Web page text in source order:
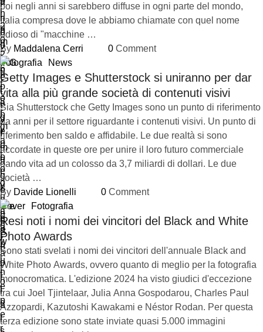
poi negli anni si sarebbero diffuse in ogni parte del mondo,
Italia compresa dove le abbiamo chiamate con quel nome
odioso di "macchine …
By Maddalena Cerri 0 Comment
Fotografia
News
Getty Images e Shutterstock si uniranno per dar
vita alla più grande società di contenuti visivi
Sia Shutterstock che Getty Images sono un punto di riferimento
da anni per il settore riguardante i contenuti visivi. Un punto di
riferimento ben saldo e affidabile. Le due realtà si sono
accordate in queste ore per unire il loro futuro commerciale
dando vita ad un colosso da 3,7 miliardi di dollari. Le due
società …
By Davide Lionelli 0 Comment
Cover
Fotografia
Resi noti i nomi dei vincitori del Black and White
Photo Awards
Sono stati svelati i nomi dei vincitori dell'annuale Black and
White Photo Awards, ovvero quanto di meglio per la fotografia
monocromatica. L'edizione 2024 ha visto giudici d'eccezione
tra cui Joel Tjintelaar, Julia Anna Gospodarou, Charles Paul
Azzopardi, Kazutoshi Kawakami e Néstor Rodan. Per questa
terza edizione sono state inviate quasi 5.000 immagini